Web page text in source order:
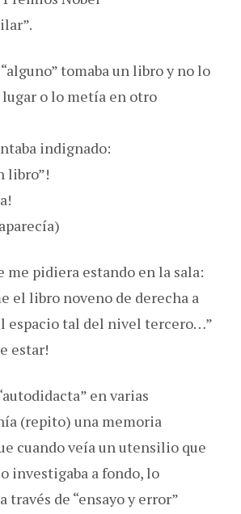
tomaba un libro y no lo
lugar o lo metía en otro
indignado:
libro”!
me pidiera estando en la sala:
el libro noveno de derecha a
espacio tal del nivel tercero…”
estar!
en varias
(repito) una memoria
cuando veía un utensilio que
investigaba a fondo, lo
través de “ensayo y error”